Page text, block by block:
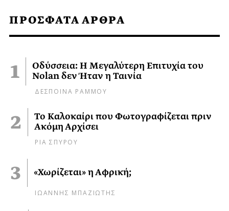
ΠΡΟΣΦΑΤΑ ΑΡΘΡΑ
Οδύσσεια: Η Μεγαλύτερη Επιτυχία του
Nolan δεν Ήταν η Ταινία
ΔΕΣΠΟΙΝΑ ΡΑΜΜΟΥ
Το Καλοκαίρι που Φωτογραφίζεται πριν
Ακόμη Αρχίσει
ΡΙΑ ΣΠΥΡΟΥ
«Χωρίζεται» η Αφρική;
ΙΩΑΝΝΗΣ ΜΠΑΖΙΩΤΗΣ